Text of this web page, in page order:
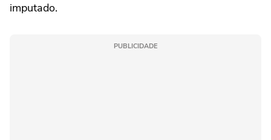
imputado.
PUBLICIDADE